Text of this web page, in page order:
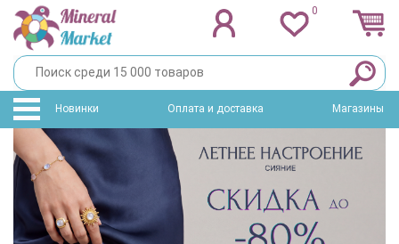
0
Новинки Оплата и доставка Магазины